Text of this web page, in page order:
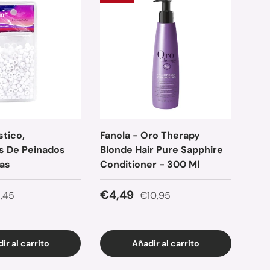
De Peinados
venta
normal
al carrito
Fanola - Oro Therapy
Blonde Hair Pure Sapphire
Conditioner - 300 Ml
Precio de venta
€4,49 Precio normal
€10,95
Añadir al carrito